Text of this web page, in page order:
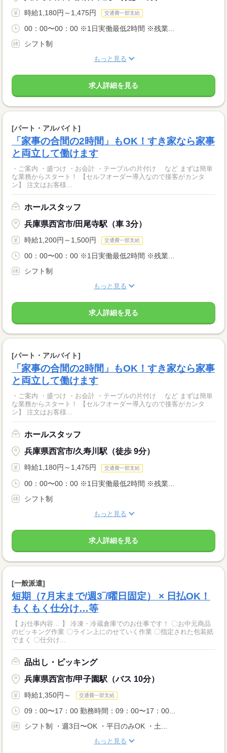
時給1,180円～1,475円 交通費一部支給
00：00〜00：00 ※1日実働最低2時間 ※残業...
シフト制
もっと見る
求人詳細を見る
[パート・アルバイト]
「家事の合間の2時間」もOK！すき家なら家事
と両立して働けます
・ご案内 ・盛つけ ・お会計 ・テーブルの片付け など まずは簡単
な業務からスタート！ 【セルフオーダー導入なので接客がカンタ
ン】 注文はお客様...
ホールスタッフ
兵庫県西宮市/田尾寺駅（車 3分）
時給1,200円～1,500円 交通費一部支給
00：00〜00：00 ※1日実働最低2時間 ※残業...
シフト制
もっと見る
求人詳細を見る
[パート・アルバイト]
「家事の合間の2時間」もOK！すき家なら家事
と両立して働けます
・ご案内 ・盛つけ ・お会計 ・テーブルの片付け など まずは簡単
な業務からスタート！ 【セルフオーダー導入なので接客がカンタ
ン】 注文はお客様...
ホールスタッフ
兵庫県西宮市/久寿川駅（徒歩 9分）
時給1,180円～1,475円 交通費一部支給
00：00〜00：00 ※1日実働最低2時間 ※残業...
シフト制
もっと見る
求人詳細を見る
[一般派遣]
短期（7月末まで/週3‾/曜日固定） × 日払OK！
もくもく仕分け…等
【 お仕事内容… 】 冷凍・冷蔵倉庫でのお仕事です！ 〇お中元商品
のピッキング作業 〇ライン上にのせていく作業 〇指定された包装紙
でまく 〇仕分け...
品出し・ピッキング
兵庫県西宮市/甲子園駅（バス 10分）
時給1,350円～ 交通費一部支給
09：00〜17：00 勤務時間：09：00〜17：00...
シフト制 ・週3日〜OK ・平日のみOK ・土...
もっと見る